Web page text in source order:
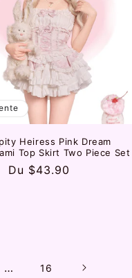
Heiress Pink Dream
Top Skirt Two Piece Set
Prix
Du $43.90
… 16